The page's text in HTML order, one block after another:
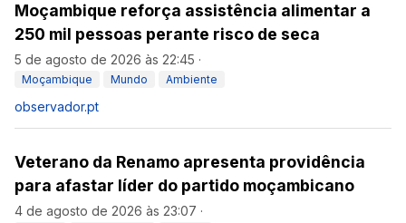
Moçambique reforça assistência alimentar a
250 mil pessoas perante risco de seca
5 de agosto de 2026 às 22:45 ·
Moçambique Mundo Ambiente
observador.pt
Veterano da Renamo apresenta providência
para afastar líder do partido moçambicano
4 de agosto de 2026 às 23:07 ·